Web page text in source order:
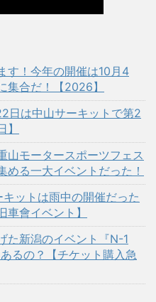
す！今年の開催は10月4
集合だ！【2026】
日は中山サーキットで第2
山モータースポーツフェス
る一大イベントだった！
キットは雨中の開催だった
會イベント】
た新潟のイベント『N-1
るの？【チケット購入急